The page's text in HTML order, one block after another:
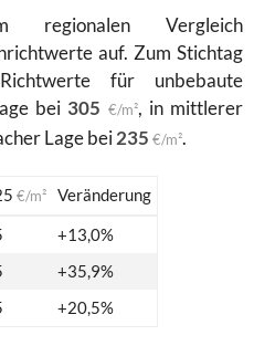
regionalen Vergleich
auf. Zum Stichtag
für unbebaute
bei 305 €/m², in mittlerer
Lage bei235 €/m².
€/m²
Veränderung
+13,0%
+35,9%
+20,5%